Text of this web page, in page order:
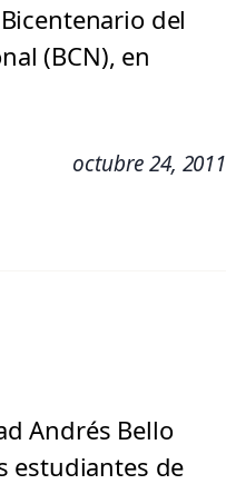
del
(BCN), en
octubre 24, 2011
Andrés Bello
estudiantes de